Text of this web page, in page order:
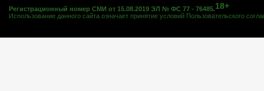
Регистрационный номер СМИ от 15.08.2019 ЭЛ № ФС 77 - 76485.18+
Использование данного сайта означает принятие условий Пользовательского